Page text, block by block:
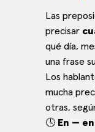
Las
precisar
qué día,
una frase
Los
mucha
otras,
🕓 En —